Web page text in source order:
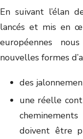
En suivant l’élan
lancés et mis en
européennes
nouvelles formes
des
une réelle
doivent être